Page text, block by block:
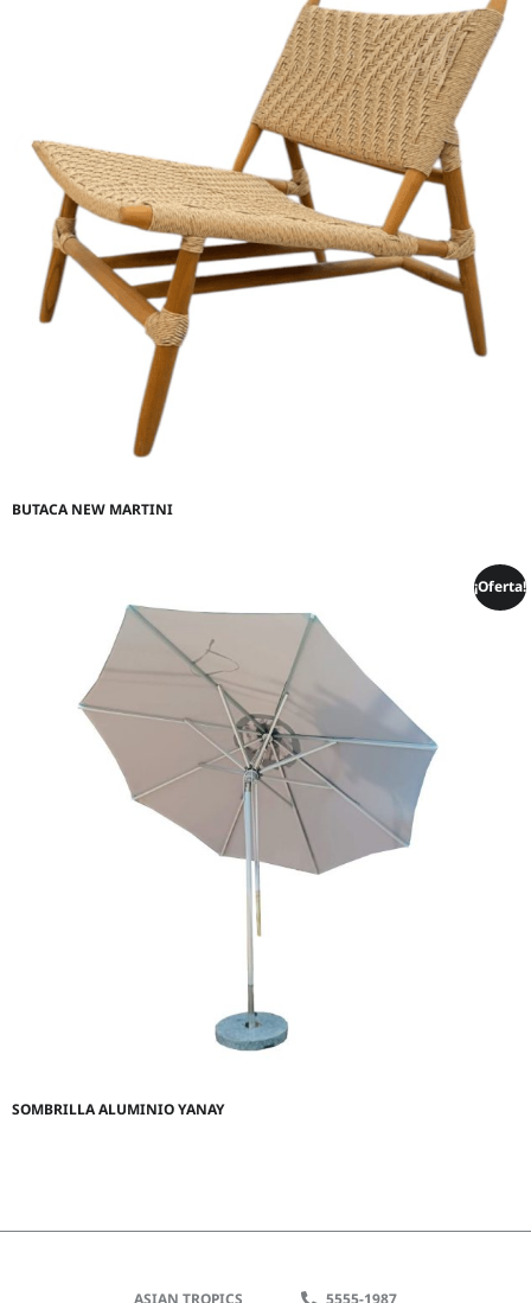
BUTACA NEW MARTINI
¡Oferta!
SOMBRILLA ALUMINIO YANAY